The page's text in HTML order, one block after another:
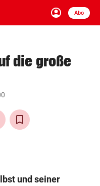
account_circle
Anmelden
Abo
close Schließen
arrow_right
die große
und seiner